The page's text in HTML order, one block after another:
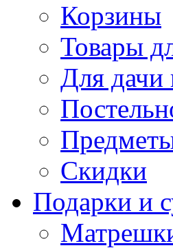
Корзины
Товары
Для дачи
Скидки
Подарки и